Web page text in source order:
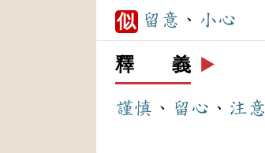
似 留意 、 小心
釋 義 ▶️
謹慎 、 留心 、 注意